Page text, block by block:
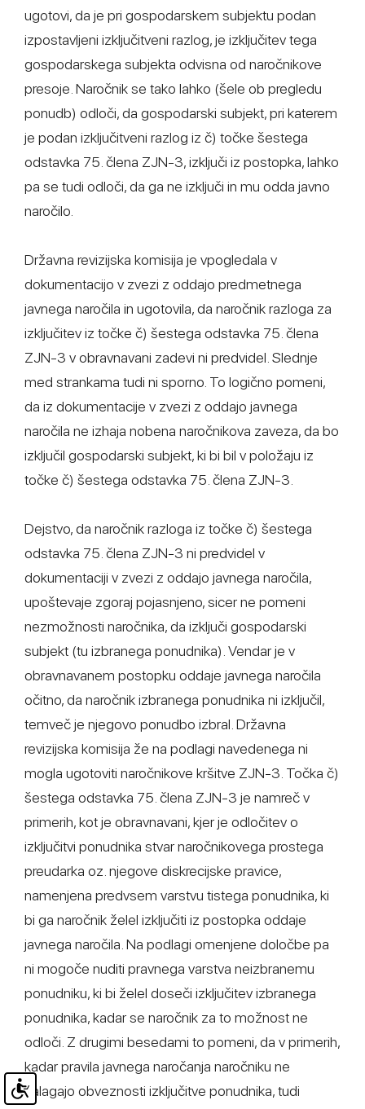
ugotovi, da je pri gospodarskem subjektu podan
izpostavljeni izključitveni razlog, je izključitev tega
gospodarskega subjekta odvisna od naročnikove
presoje. Naročnik se tako lahko (šele ob pregledu
ponudb) odloči, da gospodarski subjekt, pri katerem
je podan izključitveni razlog iz č) točke šestega
odstavka 75. člena ZJN-3, izključi iz postopka, lahko
pa se tudi odloči, da ga ne izključi in mu odda javno
naročilo.
Državna revizijska komisija je vpogledala v
dokumentacijo v zvezi z oddajo predmetnega
javnega naročila in ugotovila, da naročnik razloga za
izključitev iz točke č) šestega odstavka 75. člena
ZJN-3 v obravnavani zadevi ni predvidel. Slednje
med strankama tudi ni sporno. To logično pomeni,
da iz dokumentacije v zvezi z oddajo javnega
naročila ne izhaja nobena naročnikova zaveza, da bo
izključil gospodarski subjekt, ki bi bil v položaju iz
točke č) šestega odstavka 75. člena ZJN-3.
Dejstvo, da naročnik razloga iz točke č) šestega
odstavka 75. člena ZJN-3 ni predvidel v
dokumentaciji v zvezi z oddajo javnega naročila,
upoštevaje zgoraj pojasnjeno, sicer ne pomeni
nezmožnosti naročnika, da izključi gospodarski
subjekt (tu izbranega ponudnika). Vendar je v
obravnavanem postopku oddaje javnega naročila
očitno, da naročnik izbranega ponudnika ni izključil,
temveč je njegovo ponudbo izbral. Državna
revizijska komisija že na podlagi navedenega ni
mogla ugotoviti naročnikove kršitve ZJN-3. Točka č)
šestega odstavka 75. člena ZJN-3 je namreč v
primerih, kot je obravnavani, kjer je odločitev o
izključitvi ponudnika stvar naročnikovega prostega
preudarka oz. njegove diskrecijske pravice,
namenjena predvsem varstvu tistega ponudnika, ki
bi ga naročnik želel izključiti iz postopka oddaje
javnega naročila. Na podlagi omenjene določbe pa
ni mogoče nuditi pravnega varstva neizbranemu
ponudniku, ki bi želel doseči izključitev izbranega
ponudnika, kadar se naročnik za to možnost ne
odloči. Z drugimi besedami to pomeni, da v primerih,
kadar pravila javnega naročanja naročniku ne
nalagajo obveznosti izključitve ponudnika, tudi